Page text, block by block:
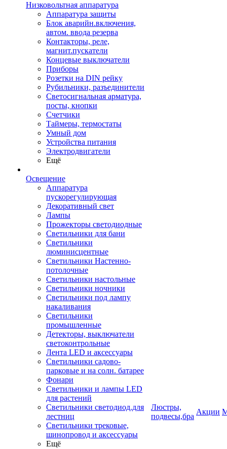
Низковольтная аппаратура
Аппаратура защиты
Блок аварийн.включения,
автом. ввода резерва
Контакторы, реле,
магнит.пускатели
Концевые выключатели
Приборы
Розетки на DIN рейку
Рубильники, разъединители
Светосигнальная арматура,
посты, кнопки
Счетчики
Таймеры, термостаты
Умный дом
Устройства питания
Электродвигатели
Ещё
Освещение
Аппаратура
пускорегулирующая
Декоративный свет
Лампы
Прожекторы светодиодные
Светильники для бани
Светильники
люминисцентные
Светильники Настенно-
потолочные
Светильники настольные
Светильники ночники
Светильники под лампу
накаливания
Светильники
промышленные
Детекторы, выключатели
светоконтрольные
Лента LED и аксессуары
Светильники садово-
парковые и на солн. батарее
Фонари
Светильники и лампы LED
для растений
Светильники светодиод.для
лестниц
Светильники трековые,
шинопровод и аксессуары
Ещё
Люстры,
подвесы,бра
Акции